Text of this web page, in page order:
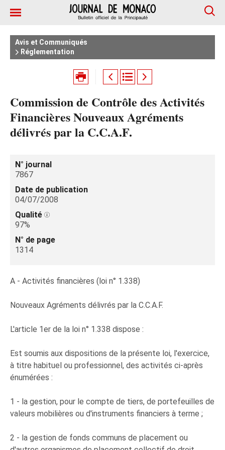
Avis et Communiqués
Réglementation
Commission de Contrôle des Activités
Financières Nouveaux Agréments
délivrés par la C.C.A.F.
N° journal
7867
Date de publication
04/07/2008
Qualité
97%
N° de page
1314
A - Activités financières (loi n° 1.338)
Nouveaux Agréments délivrés par la C.C.A.F.
L'article 1er de la loi n° 1.338 dispose :
Est soumis aux dispositions de la présente loi, l'exercice,
à titre habituel ou professionnel, des activités ci-après
énumérées :
1 - la gestion, pour le compte de tiers, de portefeuilles de
valeurs mobilières ou d'instruments financiers à terme ;
2 - la gestion de fonds communs de placement ou